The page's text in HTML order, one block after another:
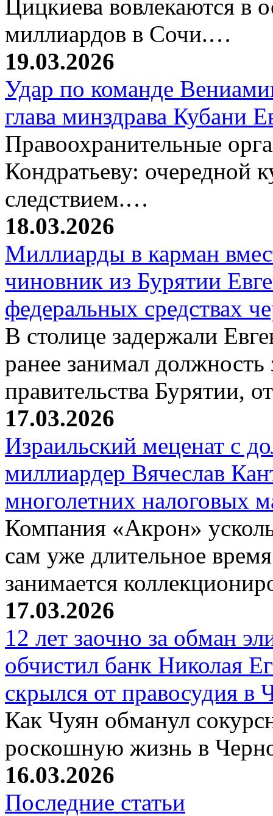
Цицкиева вовлекаются в
миллиардов в Сочи.…
19.03.2026
Удар по команде
глава минздрава Кубани
Правоохранительные
Кондратьеву: очередной
следствием.…
18.03.2026
Миллиарды в карман
чиновник из Бурятии
федеральных средствах
В столице задержали
ранее занимал должность
правительства Бурятии,
17.03.2026
Израильский меценат с
миллиардер Вячеслав
многолетних налоговых
Компания «Акрон»
сам уже длительное
занимается
17.03.2026
12 лет заочно за обман
обчистил банк Николая
скрылся от правосудия в
Как Чуян обманул
роскошную жизнь в
16.03.2026
Последние статьи